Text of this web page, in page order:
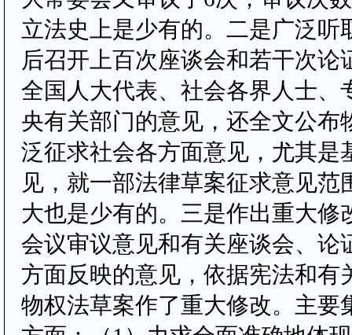
立法史上是少有的。二是广泛听
后召开上百次座谈会和若干次论
全国人大代表、社会各界人士、
央有关部门的意见，还全文公布
泛征求社会各方面意见，尤其是
见，就一部法律草案征求意见范
大也是少有的。三是作出重大修
会议审议意见和有关座谈会、论
方面反映的意见，依据宪法和有
物权法草案作了重大修改。主要